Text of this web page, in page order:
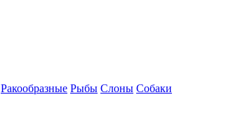
Ракообразные Рыбы Слоны Собаки